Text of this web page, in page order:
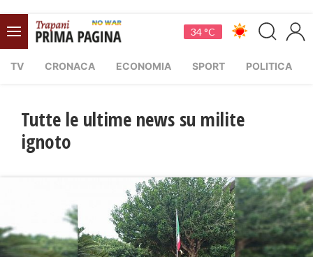
34 °C
TV CRONACA ECONOMIA SPORT POLITICA
Tutte le ultime news su milite
ignoto